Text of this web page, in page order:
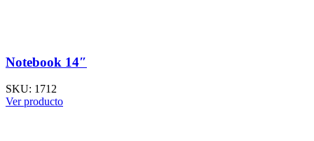
Notebook 14″
SKU: 1712
Ver producto